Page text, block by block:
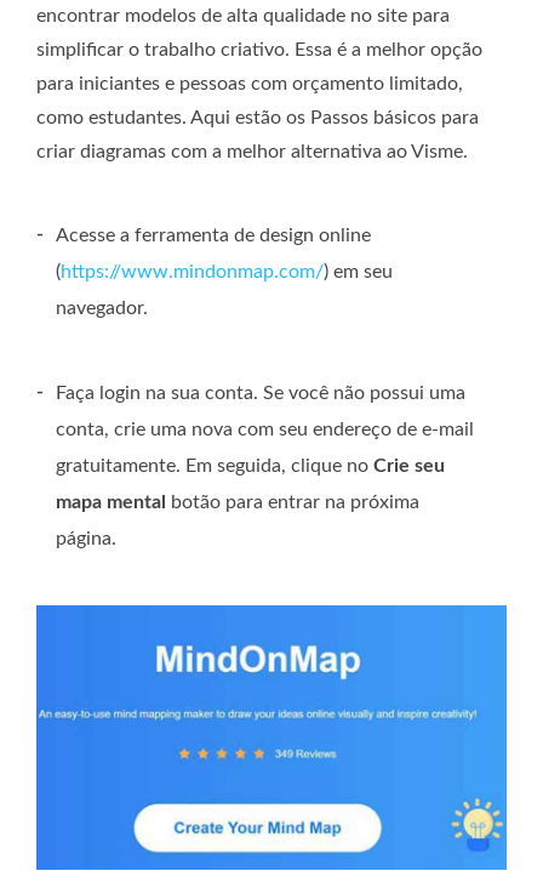
encontrar modelos de alta qualidade no site para
simplificar o trabalho criativo. Essa é a melhor opção
para iniciantes e pessoas com orçamento limitado,
como estudantes. Aqui estão os Passos básicos para
criar diagramas com a melhor alternativa ao Visme.
-
Acesse a ferramenta de design online
(https://www.mindonmap.com/) em seu
navegador.
-
Faça login na sua conta. Se você não possui uma
conta, crie uma nova com seu endereço de e-mail
gratuitamente. Em seguida, clique no Crie seu
mapa mental
botão para entrar na próxima
página.